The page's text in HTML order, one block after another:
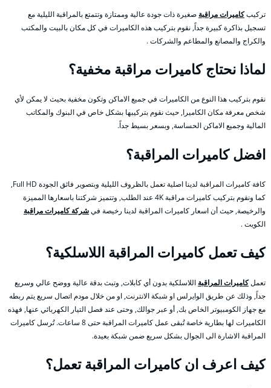
تركيبكاميرات مراقبة صغيرة ذات جودة عالية وممتازة وتتمتع بالمراقبة الليلية مع
تسجيل بذاكرة كبيرة جداً, نقوم بتركيب هذه الكاميرات في كل مكان بالبيت والمكتب
والكراج والمصانع والمطاعم والشركات .
لماذا نحتاج كاميرات مراقبة مخفية؟
نقوم بتركيب هذا النوع من الكاميرات في جميع الاماكن وتكون مخفية بحيث لا يمكن لأي
شخص معرفة مكان الكاميرا, حيث نقوم بتركيبها بشكل خاص في البنوك والمكاتب
المالية وجميع الاماكن الحساسة, وبسعر بسيط جداً.
افضل كاميرات المراقبة؟
كافة كاميرات المراقبة لدينا اصلية تعمل بالظروف الليلية وبتصوير فائق الجودة Full HD,
كما ونقوم بتركيب كاميرات مراقبة 4K عند الطلب, وتتميز شركتنا باسعارها المميزة
والرخيصة, حيث أن اسعار كاميرات المراقبة لدينا رخيصة فيشركة كاميرات مراقبة
الكويت .
كيف تعمل كاميرات المراقبة اللاسلكية؟
تعملكاميرات المراقبة اللاسلكية بدون أي كابلات, وتبث بدقة عالية ووضح عالي وسريع
جداً, وذلك عن طريق الوايرلس او شبكة الانترنت, او من خلال مودم اتصال سريع يتم ربطه
مع جهاز الكومبيوتر الخاص بك, أو عبر جوالك, وحتى عند فصل التيار الكهربائي عنها, فهذه
الكاميرات لها بطارية خاصة تُبقى عمل كاميرات المراقبة حتى 8 ساعات. تُرسل كاميرات
المراقبة الاشارة الى الجوال بشكل سريع ضمن شبكة بعيدة.
كيف اعرف ان كاميرات المراقبة تعمل؟